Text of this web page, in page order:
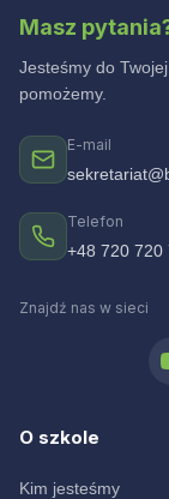
Masz
Jesteśmy do
pomożemy.
E-mail
Telefon
+48 720 720
Znajdź nas w sieci
O szkole
Kim jesteśmy